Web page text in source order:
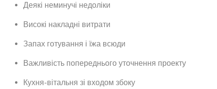
Деякі неминучі недоліки
Високі накладні витрати
Запах готування і їжа всюди
Важливість попереднього уточнення проекту
Кухня-вітальня зі входом збоку